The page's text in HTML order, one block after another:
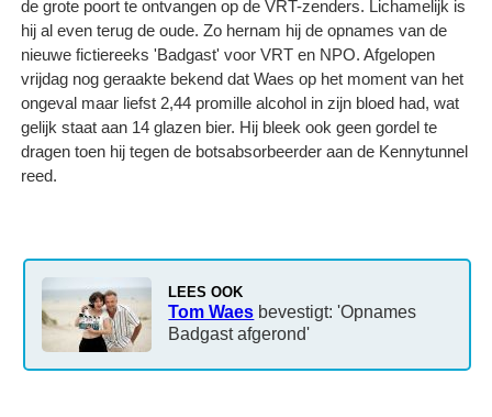
de grote poort te ontvangen op de VRT-zenders. Lichamelijk is
hij al even terug de oude. Zo hernam hij de opnames van de
nieuwe fictiereeks 'Badgast' voor VRT en NPO. Afgelopen
vrijdag nog geraakte bekend dat Waes op het moment van het
ongeval maar liefst 2,44 promille alcohol in zijn bloed had, wat
gelijk staat aan 14 glazen bier. Hij bleek ook geen gordel te
dragen toen hij tegen de botsabsorbeerder aan de Kennytunnel
reed.
LEES OOK
Tom Waes bevestigt: 'Opnames
Badgast afgerond'